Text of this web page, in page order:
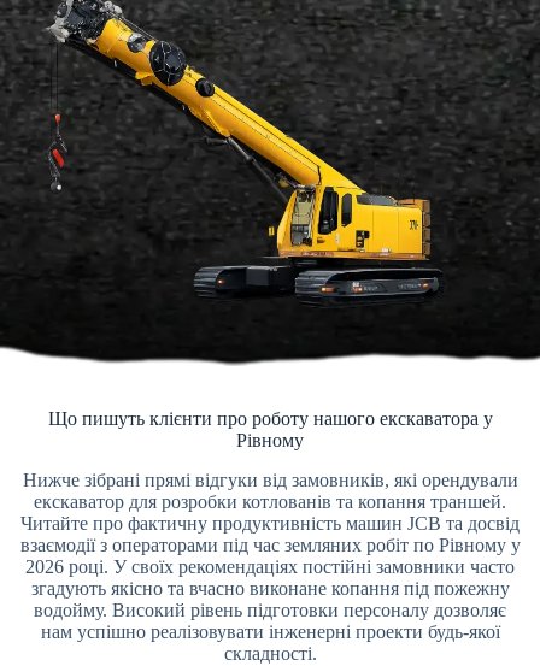
Що пишуть клієнти про роботу нашого екскаватора у
Рівному
Нижче зібрані прямі відгуки від замовників, які орендували
екскаватор для розробки котлованів та копання траншей.
Читайте про фактичну продуктивність машин JCB та досвід
взаємодії з операторами під час земляних робіт по Рівному у
2026 році. У своїх рекомендаціях постійні замовники часто
згадують якісно та вчасно виконане копання під пожежну
водойму. Високий рівень підготовки персоналу дозволяє
нам успішно реалізовувати інженерні проекти будь-якої
складності.